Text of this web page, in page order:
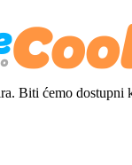
Biti ćemo dostupni